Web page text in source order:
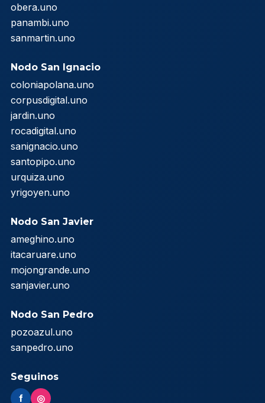
obera.uno
panambi.uno
sanmartin.uno
Nodo San Ignacio
coloniapolana.uno
corpusdigital.uno
jardin.uno
rocadigital.uno
sanignacio.uno
santopipo.uno
urquiza.uno
yrigoyen.uno
Nodo San Javier
ameghino.uno
itacaruare.uno
mojongrande.uno
sanjavier.uno
Nodo San Pedro
pozoazul.uno
sanpedro.uno
Seguinos
f ◎